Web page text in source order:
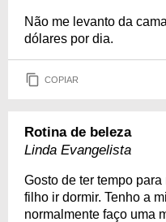
Não me levanto da
dólares por dia.
COPIAR
Rotina de beleza
Linda Evangelista
Gosto de ter tempo
filho ir dormir. Tenho a
normalmente faço uma